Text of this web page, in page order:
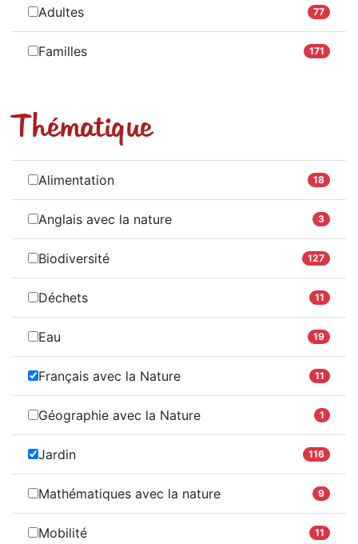
Adultes 77
Familles 171
Thématique
Alimentation 18
Anglais avec la nature 3
Biodiversité 127
Déchets 11
Eau 19
Français avec la Nature 11
Géographie avec la Nature 1
Jardin 116
Mathématiques avec la nature 9
Mobilité 11